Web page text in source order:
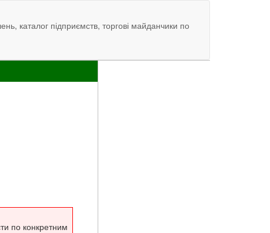
каталог підприємств, торгові майданчики по
по конкретним